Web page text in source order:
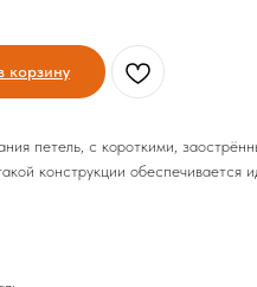
корзину
петель, с короткими,
конструкции обеспечивается